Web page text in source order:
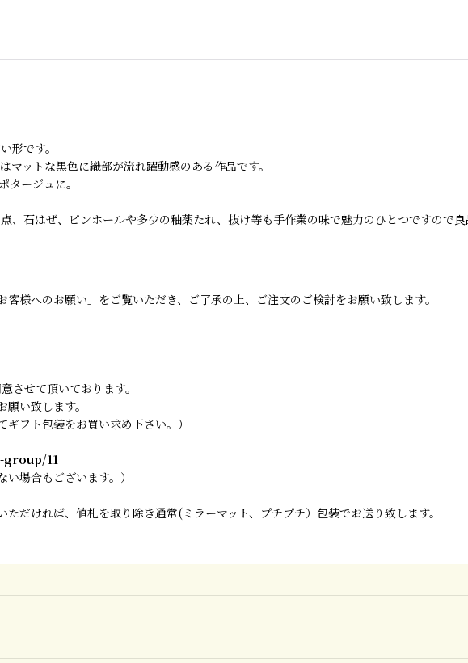
形です。
ットな黒色に織部が流れ躍動感のある作品です。
タージュに。
石はぜ、ピンホールや多少の釉薬たれ、抜け等も手作業の味で魅力のひとつですので良
様へのお願い」をご覧いただき、ご了承の上、ご注文のご検討をお願い致します。
させて頂いております。
い致します。
フト包装をお買い求め下さい。）
11
場合もございます。）
だければ、値札を取り除き通常(ミラーマット、プチプチ）包装でお送り致します。